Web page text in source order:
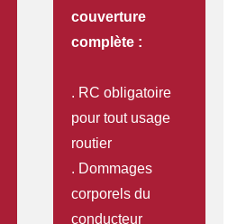
couverture
complète :
. RC obligatoire
pour tout usage
routier
. Dommages
corporels du
conducteur